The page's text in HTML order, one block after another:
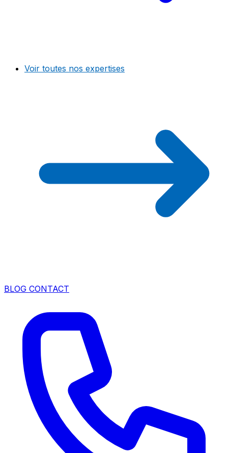
Voir toutes nos expertises
BLOG CONTACT